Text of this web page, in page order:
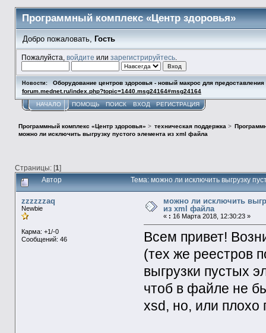
Программный комплекс «Центр здоровья»
Добро пожаловать, Гость
Пожалуйста, войдите или зарегистрируйтесь.
Новости:
Оборудование центров здоровья - новый макрос для
forum.mednet.ru/index.php?topic=1440.msg24164#msg24164
НАЧАЛО ПОМОЩЬ ПОИСК ВХОД РЕГИСТРАЦИЯ
Программный комплекс «Центр здоровья» > техническая поддержка >
можно ли исключить выгрузку пустого элемента из xml файла
Страницы: [1]
Автор Тема: можно ли исключить выгрузку
zzzzzzaq
Newbie
Карма: +1/-0
Сообщений: 46
можно ли исключить
из xml файла
« : 16 Марта 2018, 12:30:23 »
Всем привет!
(тех же реестров
выгрузки пустых
чтоб в файле не
xsd, но, или плохо